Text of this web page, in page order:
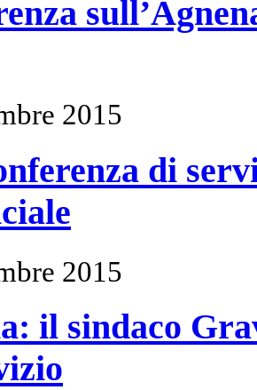
2015
di
2015
il sindaco